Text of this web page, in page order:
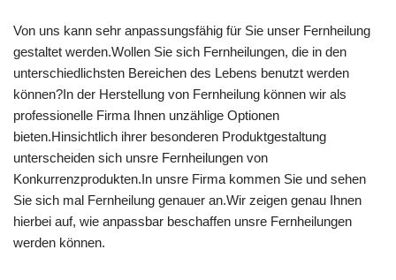
Von uns kann sehr anpassungsfähig für Sie unser Fernheilung
gestaltet werden.Wollen Sie sich Fernheilungen, die in den
unterschiedlichsten Bereichen des Lebens benutzt werden
können?In der Herstellung von Fernheilung können wir als
professionelle Firma Ihnen unzählige Optionen
bieten.Hinsichtlich ihrer besonderen Produktgestaltung
unterscheiden sich unsre Fernheilungen von
Konkurrenzprodukten.In unsre Firma kommen Sie und sehen
Sie sich mal Fernheilung genauer an.Wir zeigen genau Ihnen
hierbei auf, wie anpassbar beschaffen unsre Fernheilungen
werden können.